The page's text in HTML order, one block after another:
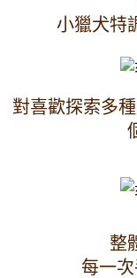
小獵犬特
對喜歡探索多
整
每一